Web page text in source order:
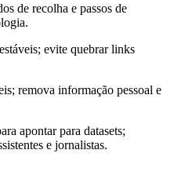
de recolha e passos de
evite quebrar links
remova informação pessoal e
apontar para datasets;
e jornalistas.